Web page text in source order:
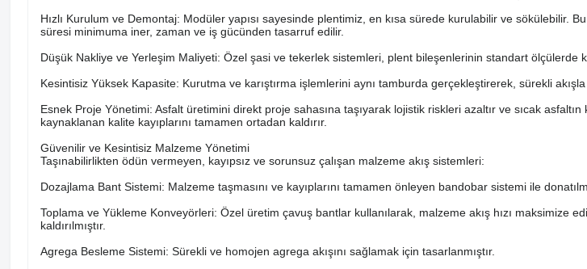
Hızlı Kurulum ve Demontaj: Modüler yapısı sayesinde plentimiz, en kısa sürede kurulabilir ve sökülebilir.
süresi minimuma iner, zaman ve iş gücünden tasarruf edilir.
Düşük Nakliye ve Yerleşim Maliyeti: Özel şasi ve tekerlek sistemleri, plent bileşenlerinin standart ölçülerde
Kesintisiz Yüksek Kapasite: Kurutma ve karıştırma işlemlerini aynı tamburda gerçekleştirerek, sürekli
Esnek Proje Yönetimi: Asfalt üretimini direkt proje sahasına taşıyarak lojistik riskleri azaltır ve sıcak asfaltın
kaynaklanan kalite kayıplarını tamamen ortadan kaldırır.
Güvenilir ve Kesintisiz Malzeme Yönetimi
Taşınabilirlikten ödün vermeyen, kayıpsız ve sorunsuz çalışan malzeme akış sistemleri:
Dozajlama Bant Sistemi: Malzeme taşmasını ve kayıplarını tamamen önleyen bandobar sistemi ile
Toplama ve Yükleme Konveyörleri: Özel üretim çavuş bantlar kullanılarak, malzeme akış hızı maksimize
kaldırılmıştır.
Agrega Besleme Sistemi: Sürekli ve homojen agrega akışını sağlamak için tasarlanmıştır.